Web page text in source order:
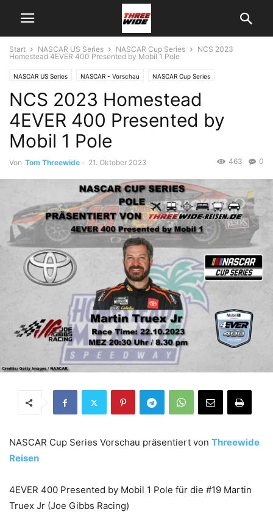
Start NASCAR US Series NASCAR Cup Series
NCS 2023
Homestead 4EVER 400 Presented by Mobil 1 Pole
NASCAR US Series NASCAR - Vorschau NASCAR Cup Series
NCS 2023 Homestead
4EVER 400 Presented by
Mobil 1 Pole
Von Tom Threewide - 21. Oktober 2023 0
463
NASCAR Cup Series Vorschau präsentiert von Threewide
Reisen
4EVER 400 Presented by Mobil 1 Pole für die #19 Martin
Truex Jr (Joe Gibbs Racing)